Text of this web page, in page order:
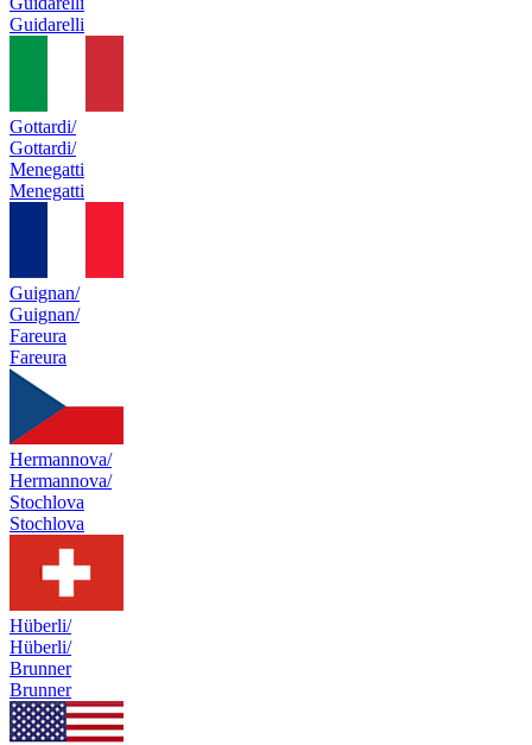
Guidarelli
Gottardi/
Gottardi/
Menegatti
Menegatti
Guignan/
Guignan/
Fareura
Fareura
Hermannova/
Hermannova/
Stochlova
Stochlova
Hüberli/
Hüberli/
Brunner
Brunner